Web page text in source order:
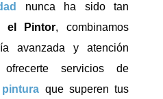
nunca ha sido tan
el Pintor, combinamos
avanzada y atención
ofrecerte servicios de
pintura que superen tus